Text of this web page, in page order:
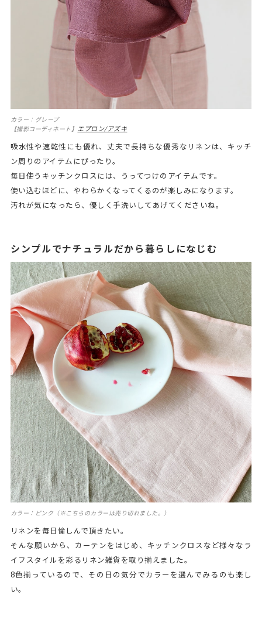
カラー：グレープ
【撮影コーディネート】 エプロン/アズキ
吸水性や速乾性にも優れ、丈夫で長持ちな優秀なリネンは、キッチ
ン周りのアイテムにぴったり。
毎日使うキッチンクロスには、うってつけのアイテムです。
使い込むほどに、やわらかくなってくるのが楽しみになります。
汚れが気になったら、優しく手洗いしてあげてくださいね。
シンプルでナチュラルだから暮らしになじむ
カラー：ピンク（※こちらのカラーは売り切れました。）
リネンを毎日愉しんで頂きたい。
そんな願いから、カーテンをはじめ、キッチンクロスなど様々なラ
イフスタイルを彩るリネン雑貨を取り揃えました。
8色揃っているので、その日の気分でカラーを選んでみるのも楽し
い。